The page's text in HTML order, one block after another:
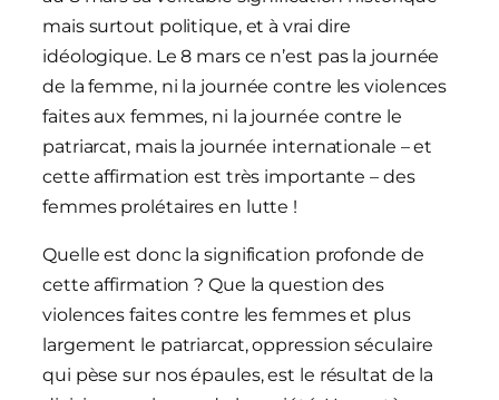
mais surtout politique, et à vrai dire
idéologique. Le 8 mars ce n’est pas la journée
de la femme, ni la journée contre les violences
faites aux femmes, ni la journée contre le
patriarcat, mais la journée internationale – et
cette affirmation est très importante – des
femmes prolétaires en lutte !
Quelle est donc la signification profonde de
cette affirmation ? Que la question des
violences faites contre les femmes et plus
largement le patriarcat, oppression séculaire
qui pèse sur nos épaules, est le résultat de la